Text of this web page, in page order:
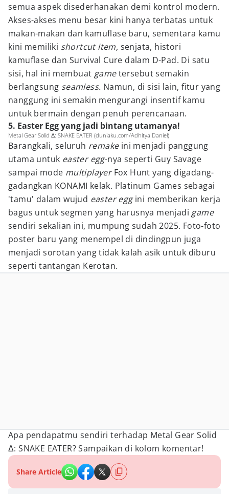
semua aspek disederhanakan demi kontrol modern.
Akses-akses menu besar kini hanya terbatas untuk
makan-makan dan kamuflase baru, sementara kamu
kini memiliki shortcut item, senjata, histori
kamuflase dan Survival Cure dalam D-Pad. Di satu
sisi, hal ini membuat gametersebut semakin
berlangsung seamless. Namun, di sisi lain, fitur yang
nanggung ini semakin mengurangi insentif kamu
untuk bermain dengan penuh perencanaan.
5. Easter Egg yang jadi bintang utamanya!
Metal Gear Solid Δ: SNAKE EATER (duniaku.com/Adhitya Daniel)
Barangkali, seluruh remake ini menjadi panggung
utama untuk easter egg-nya seperti Guy Savage
sampai mode multiplayerFox Hunt yang digadang-
gadangkan KONAMI kelak. Platinum Games sebagai
'tamu' dalam wujud easter eggini memberikan kerja
bagus untuk segmen yang harusnya menjadi game
sendiri sekalian ini, mumpung sudah 2025. Foto-foto
poster baru yang menempel di dindingpun juga
menjadi sorotan yang tidak kalah asik untuk diburu
seperti tantangan Kerotan.
Apa pendapatmu sendiri terhadap Metal Gear Solid
Δ: SNAKE EATER? Sampaikan di kolom komentar!
Share Article